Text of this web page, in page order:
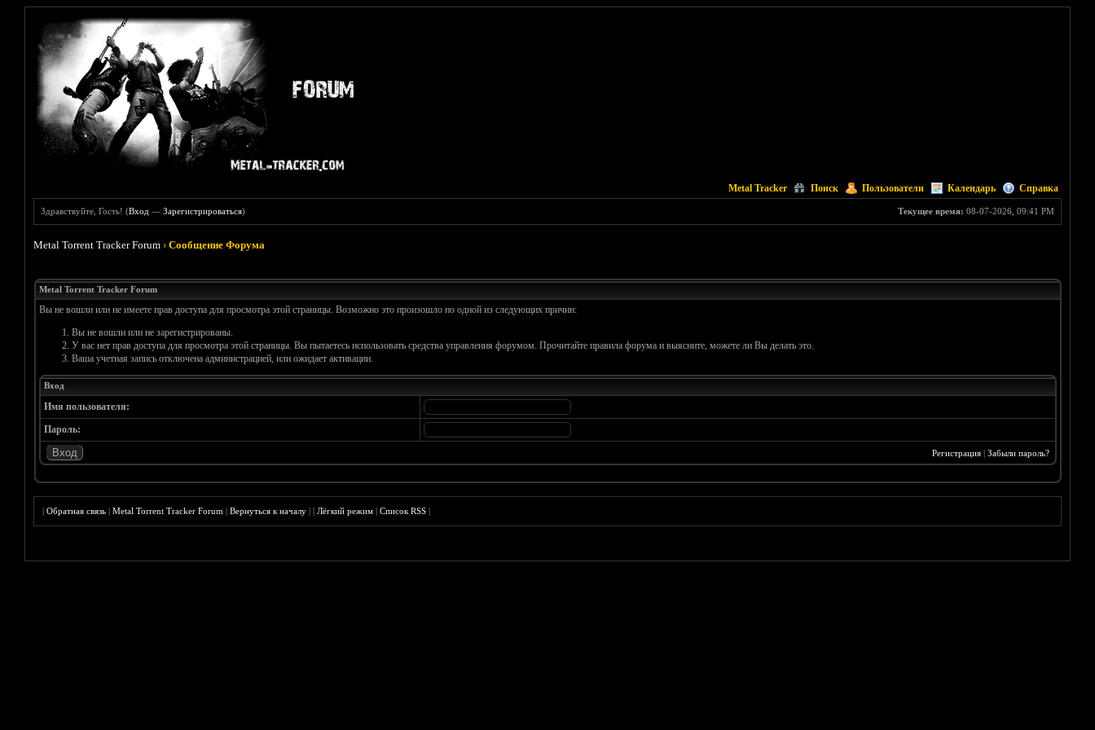
Metal Tracker Поиск Пользователи Календарь Справка
Текущее время: 08-07-2026, 09:41 PM
Здравствуйте, Гость! (Вход —Зарегистрироваться)
Metal Torrent Tracker Forum ›Сообщение Форума
Metal Torrent Tracker Forum
Вы не вошли или не имеете прав доступа для просмотра этой страницы. Возможно это произошло по одной из следующих причин:
Вы не вошли или не зарегистрированы.
У вас нет прав доступа для просмотра этой страницы. Вы пытаетесь использовать средства управления форумом. Прочитайте правила форума и выясните, можете ли Вы делать это.
Ваша учетная запись отключена администрацией, или ожидает активации.
Вход
Имя пользователя:
Пароль:
Регистрация| Забыли пароль?
|Обратная связь |Metal Torrent Tracker Forum |Вернуться к началу ||Лёгкий режим |Список RSS |